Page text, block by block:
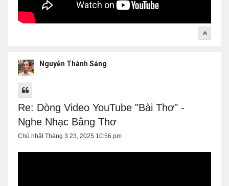
Nguyễn Thành Sáng
Re: Dòng Video YouTube "Bài Thơ" -
Nghe Nhạc Bằng Thơ
Chủ nhật Tháng 3 23, 2025 10:56 pm